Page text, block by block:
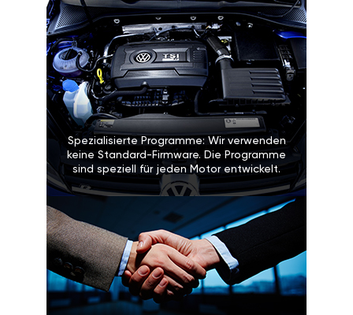
Spezialisierte Programme: Wir verwenden
keine Standard-Firmware. Die Programme
sind speziell für jeden Motor entwickelt.